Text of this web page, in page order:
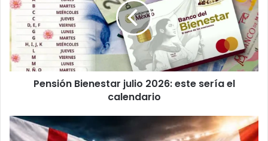
2026:
sería
el
calendario
Pensión Bienestar julio 2026: este sería el
calendario
México
vs